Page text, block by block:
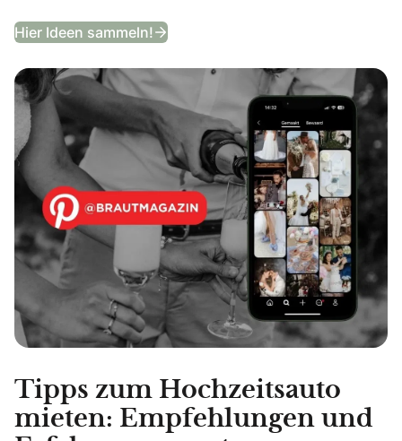
Hier Ideen sammeln! Entdeckt unser Hochzeits-
Tipps zum Hochzeitsauto
mieten: Empfehlungen und